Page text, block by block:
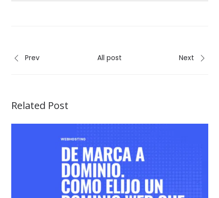
Prev All post Next
Related Post